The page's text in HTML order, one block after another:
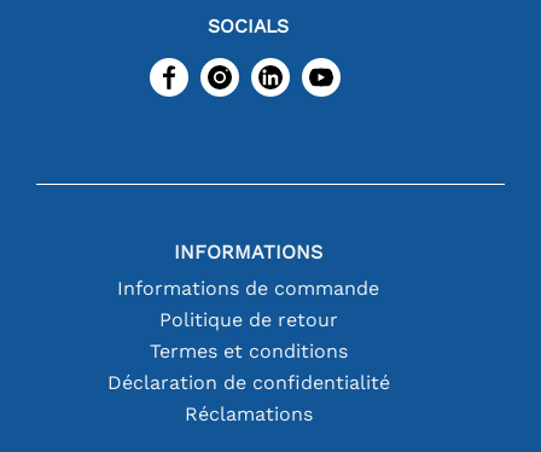
SOCIALS
INFORMATIONS
Informations de commande
Politique de retour
Termes et conditions
Déclaration de confidentialité
Réclamations